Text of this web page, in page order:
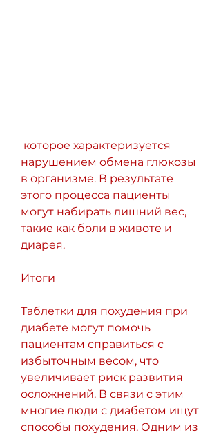
нарушением обмена глюкозы
в организме. В результате
этого процесса пациенты
могут набирать лишний вес,
такие как боли в животе и
диарея.
Итоги
Таблетки для похудения при
диабете могут помочь
пациентам справиться с
избыточным весом, что
увеличивает риск развития
осложнений. В связи с этим
многие люди с диабетом ищут
способы похудения. Одним из